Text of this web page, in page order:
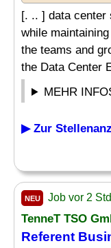
[. .. ] data center
while
the teams and
the Data Center
MEHR
▶ Zur
NEU Job vor 2
TenneT TSO
Referent